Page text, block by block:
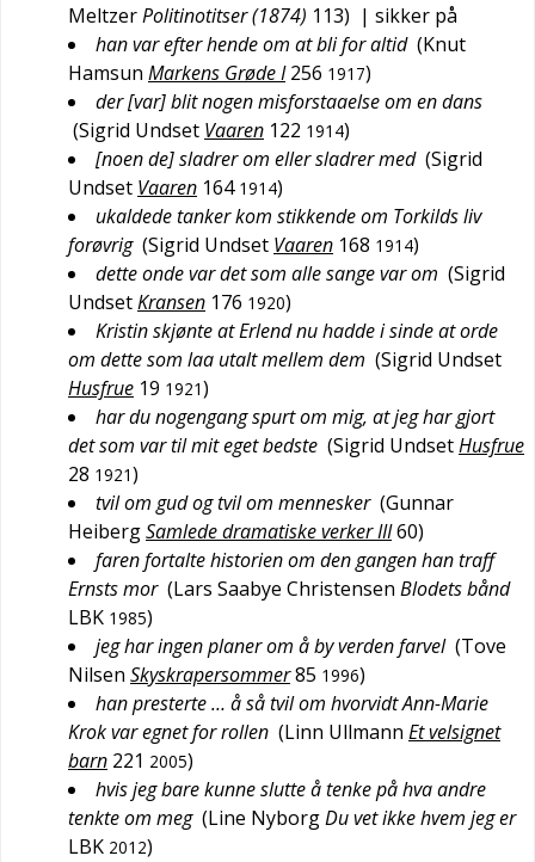
MeltzerPolitinotitser (1874) 113) | sikker på
han var efter hende om at bli for altid (Knut
Hamsun Markens Grøde I 256 1917)
der [var] blit nogen misforstaaelse om en dans
(Sigrid Undset Vaaren 122 1914)
[noen de] sladrer om eller sladrer med (Sigrid
Undset Vaaren 164 1914)
ukaldede tanker kom stikkende om Torkilds liv
forøvrig (Sigrid Undset Vaaren 168 1914)
dette onde var det som alle sange var om (Sigrid
UndsetKransen 176 1920)
Kristin skjønte at Erlend nu hadde i sinde at orde
om dette som laa utalt mellem dem (Sigrid Undset
Husfrue 19 1921)
har du nogengang spurt om mig, at jeg har gjort
det som var til mit eget bedste (Sigrid UndsetHusfrue
28 1921)
tvil om gud og tvil om mennesker (Gunnar
HeibergSamlede dramatiske verker III60)
faren fortalte historien om den gangen han traff
Ernsts mor (Lars Saabye Christensen Blodets bånd
LBK 1985)
jeg har ingen planer om å by verden farvel (Tove
Nilsen Skyskrapersommer85 1996)
han presterte … å så tvil om hvorvidt Ann-Marie
Krok var egnet for rollen (Linn Ullmann Et velsignet
barn 221 2005)
hvis jeg bare kunne slutte å tenke på hva andre
tenkte om meg (Line NyborgDu vet ikke hvem jeg er
LBK 2012)